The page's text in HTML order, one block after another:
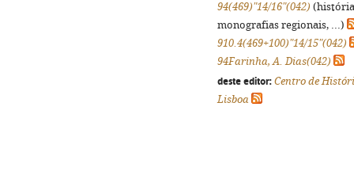
94(469)"14/16"(042)
monografias regionais, ...)
910.4(469+100)"14/15"(042)
94Farinha, A. Dias(042)
deste editor: Centro de
Lisboa